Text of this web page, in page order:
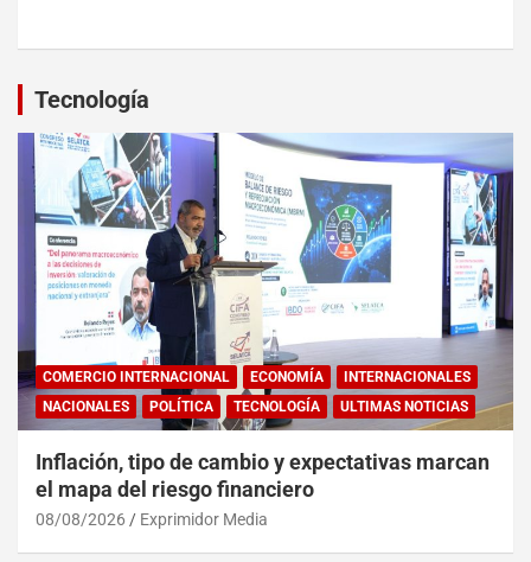
Tecnología
COMERCIO INTERNACIONAL ECONOMÍA
INTERNACIONALES
NACIONALES
POLÍTICA TECNOLOGÍA ULTIMAS NOTICIAS
Inflación, tipo de cambio y expectativas marcan
el mapa del riesgo financiero
08/08/2026 Exprimidor Media